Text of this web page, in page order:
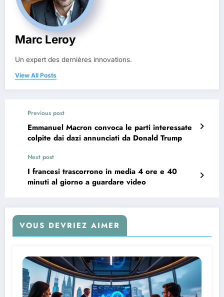
Marc Leroy
Un expert des dernières innovations.
View All Posts
Previous post
Emmanuel Macron convoca le parti interessate
colpite dai dazi annunciati da Donald Trump
Next post
I francesi trascorrono in media 4 ore e 40
minuti al giorno a guardare video
VOUS DEVRIEZ AIMER